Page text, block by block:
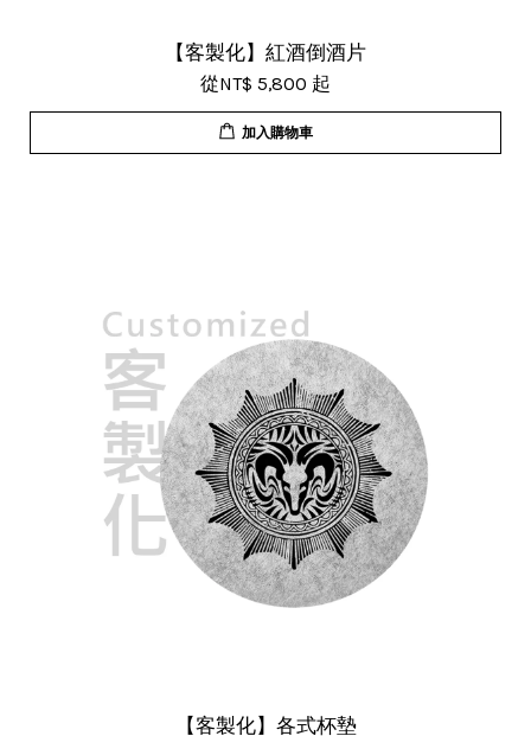
【客製化】紅酒倒酒片
從NT$ 5,800 起
加入購物車
【客製化】各式杯墊